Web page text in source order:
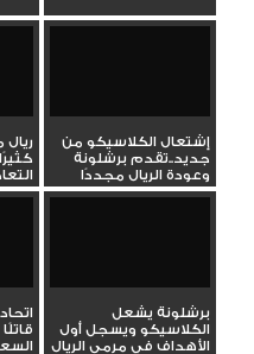
إشتعال الكلاسيكو من
جديد..تقدم برشلونة
وعودة الريال مجددًا
برشلونة يشعل
الكلاسيكو ويسجل أول
الأهداف في مرمى الريال